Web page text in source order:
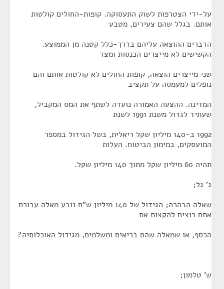
על-ידי הצטרפות לשוק התעסוקה. קופות-החולים קולטות
אותם. בגלל שהם צעירים, מטבע
הדברים ההוצאה עליהם בדרך-כלל קטנה מן הממוצע.
הקשישים לא מייצרים הכנסות ומצד
שני מייצרים הוצאה, קופות החולים לא קולטות אותם והם
נופלים למעמסה על תקציב
המדינה. ההצעה האמורה נועדה לשתף את המס המקביל,
שעתיד לגדול משנת 1991 לשנת
1992 ב-140 מיליון שקל ריאלית, בשל הגידול במספר
המועסקים, במימון הביטוח. העלות
תהיה 60 מיליון שקל מתוך 140 מיליון שקל.
ג' גל;
שאלה הבהרה; הגידול של 140 מיליון ש"ח נובע מאלה עבורם
אתם רוצים להקצות את
הכסף, או שמאלה שהם בריאים ומשלמים, מגידול האוכלוסיה?
ש' טלמון;